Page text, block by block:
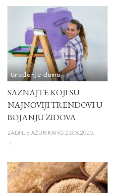
Uređenje doma
SAZNAJTE KOJI SU
NAJNOVIJI TRENDOVI U
BOJANJU ZIDOVA
ZADNJE AŽURIRANO 23.06.2025.